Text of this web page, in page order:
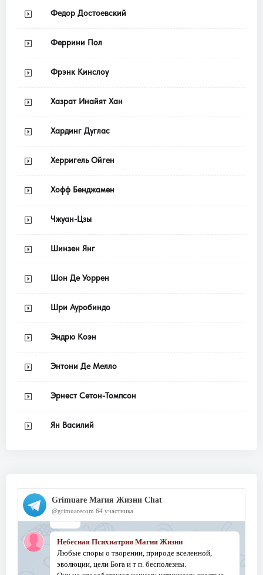
Федор Достоевский
Феррини Пол
Фрэнк Кинслоу
Хазрат Инайят Хан
Хардинг Дуглас
Херригель Ойген
Хофф Бенджамен
Чжуан-Цзы
Шинзен Янг
Шон Де Уоррен
Шри Ауробиндо
Эндрю Коэн
Энтони Де Мелло
Эрнест Сетон-Томпсон
Ян Василий